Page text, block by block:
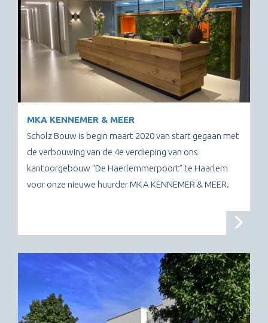
MKA KENNEMER & MEER
Scholz Bouw is begin maart 2020 van start gegaan met
de verbouwing van de 4e verdieping van ons
kantoorgebouw “De Haerlemmerpoort” te Haarlem
voor onze nieuwe huurder MKA KENNEMER & MEER.